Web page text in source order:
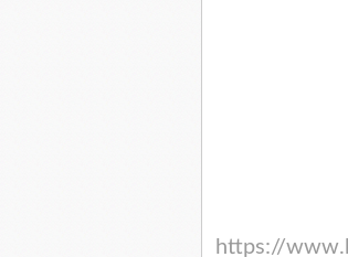
https://